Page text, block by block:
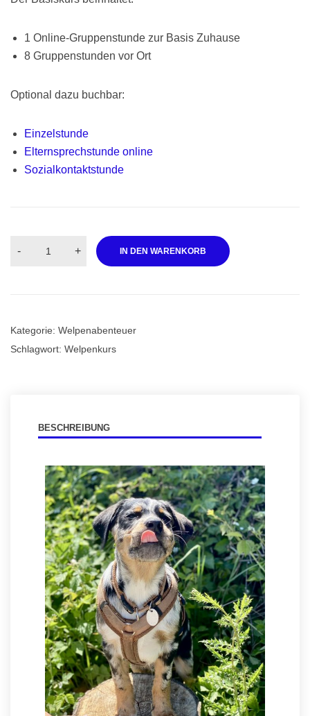
1 Online-Gruppenstunde zur Basis Zuhause
8 Gruppenstunden vor Ort
Optional dazu buchbar:
Einzelstunde
Elternsprechstunde online
Sozialkontaktstunde
- + IN DEN WARENKORB
Kategorie: Welpenabenteuer
Schlagwort: Welpenkurs
BESCHREIBUNG